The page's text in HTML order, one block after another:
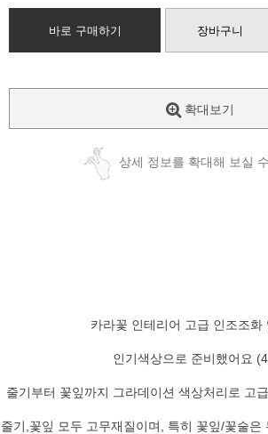
바로 구매하기 장바구니
확대보기
상세 정보를 확대해 보실
카라꽃 인테리어 고급 인조조화
인기색상으로 준비했어요
줄기부터 꽃잎까지 그라데이션 색상처리로 고
줄기,꽃잎 모두 고무재질이며, 특히 꽃잎/꽃술은